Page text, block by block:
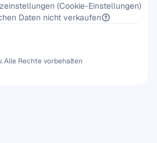
(Cookie-Einstellungen)
Daten nicht verkaufen
Alle Rechte vorbehalten